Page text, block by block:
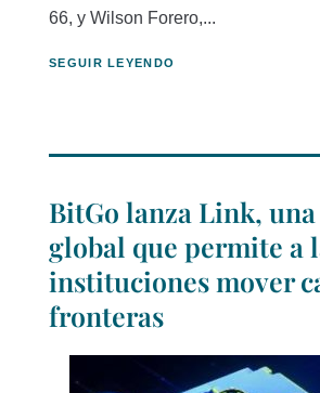
66, y Wilson Forero,...
SEGUIR LEYENDO
BitGo lanza Link,
global que permite a
instituciones mover
fronteras